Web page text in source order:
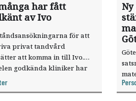
har fått
av Ivo
för att
privat tandvård
att komma in till Ivo.
godkända kliniker har
visar nya siffror.